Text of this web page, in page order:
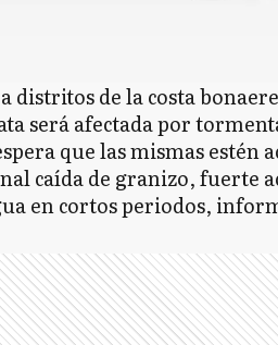
distritos de la costa
será afectada por
que las mismas estén
caída de granizo, fuerte
en cortos periodos,